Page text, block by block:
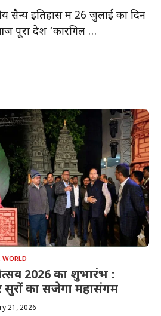
सैन्य इतिहास में 26 जुलाई का दिन
पूरा देश ‘कारगिल …
WORLD
2026 का शुभारंभ :
का सजेगा महासंगम
21, 2026